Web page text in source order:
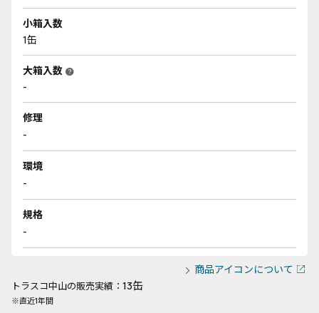
小箱入数
1缶
大箱入数 help
-
修理
-
環境
-
規格
-
商品アイコンについて
トラスコ中山の販売実績： 13缶
※直近1年間